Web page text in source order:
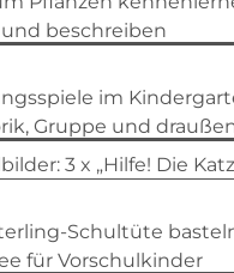
beschreiben
im
Gruppe und
3 x „Hilfe! Die
Schultüte
für Vorschulkinder